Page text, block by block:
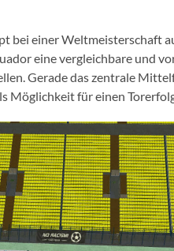
einer Weltmeisterschaft
eine vergleichbare und
Gerade das zentrale
Möglichkeit für einen